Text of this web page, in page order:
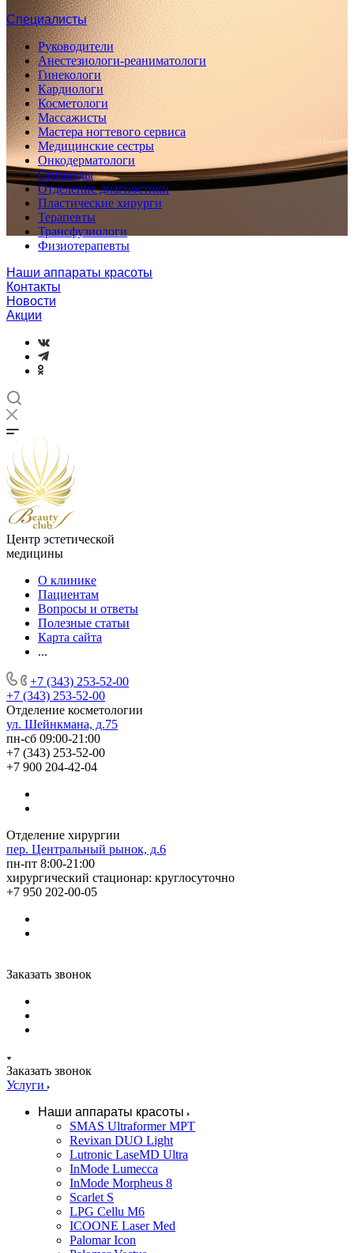
Специалисты
Руководители
Анестезиологи-реаниматологи
Гинекологи
Кардиологи
Косметологи
Массажисты
Мастера ногтевого сервиса
Медицинские сестры
Онкодерматологи
Ортопеды
Отделение диагностики
Пластические хирурги
Терапевты
Трансфузиологи
Физиотерапевты
Наши аппараты красоты
Контакты
Новости
Акции
Центр эстетической
медицины
О клинике
Пациентам
Вопросы и ответы
Полезные статьи
Карта сайта
...
+7 (343) 253-52-00
+7 (343) 253-52-00
Отделение косметологии
ул. Шейнкмана, д.75
пн-сб 09:00-21:00
+7 (343) 253-52-00
+7 900 204-42-04
Отделение хирургии
пер. Центральный рынок, д.6
пн-пт 8:00-21:00
хирургический стационар: круглосуточно
+7 950 202-00-05
Заказать звонок
Заказать звонок
Услуги
Наши аппараты красоты
SMAS Ultraformer MPT
Revixan DUO Light
Lutronic LaseMD Ultra
InMode Lumecca
InMode Morpheus 8
Scarlet S
LPG Cellu M6
ICOONE Laser Med
Palomar Icon